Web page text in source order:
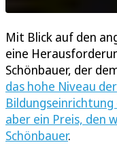
Mit Blick auf den
eine
Schönbauer, der
das hohe Niveau
aber ein Preis, den
Schönbauer.